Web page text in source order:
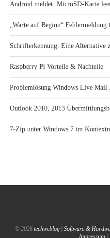
Android meldet: MicroSD-Karte
„Warte auf Beginn“ Fehlermeldung
Schrifterkennung: Eine Alternative
Raspberry Pi Vorteile & Nachteile
Problemlösung Windows Live Mail
Outlook 2010, 2013
7-Zip unter Windows 7 im
© 2026 techweblog | Software &
Impressum